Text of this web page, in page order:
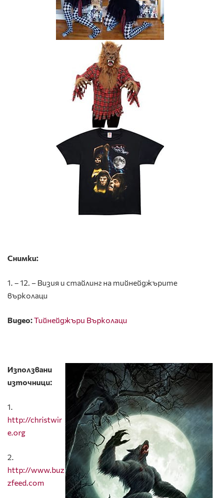
Снимки:
1. – 12. – Визия и стайлинг на тийнейджърите
върколаци
Видео:Тийнейджъри Върколаци
Използвани
източници:
1.
http://christwir
e.org
2.
http://www.buz
zfeed.com